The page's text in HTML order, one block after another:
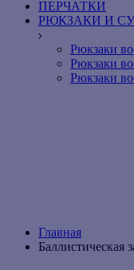
ПЕРЧАТКИ
РЮКЗАКИ И
Рюкзаки
Рюкзаки
Рюкзаки
Главная
Баллистическая